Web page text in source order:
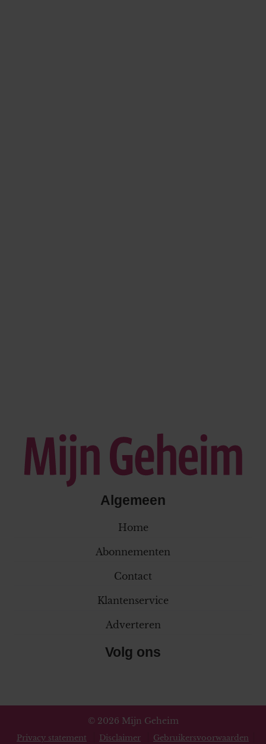
Algemeen
Home
Abonnementen
Contact
Klantenservice
Adverteren
Volg ons
© 2026 Mijn Geheim
Privacy statement Disclaimer Gebruikersvoorwaarden